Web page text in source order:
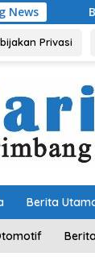
NewsIsu Pakai
Privasi
Berita